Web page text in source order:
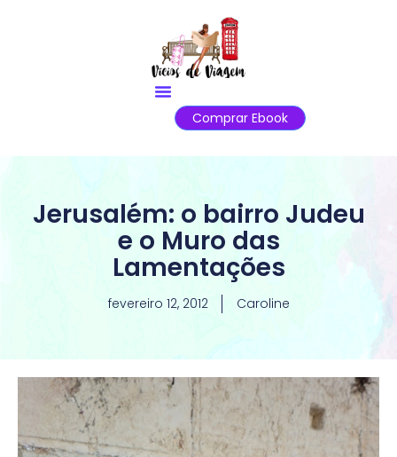
Comprar Ebook
Jerusalém: o bairro Judeu
e o Muro das
Lamentações
fevereiro 12, 2012 Caroline